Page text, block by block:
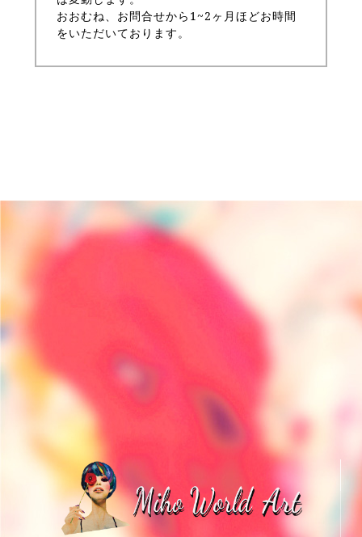
おおむね、お問合せから1~2ヶ月ほどお時間
をいただいております。